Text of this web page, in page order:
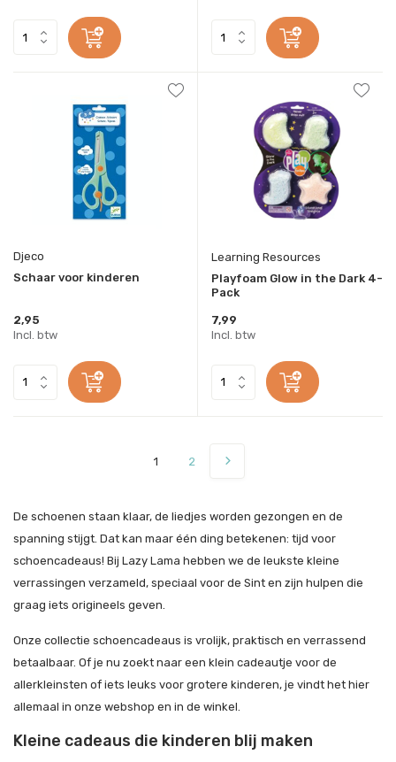
Djeco
Schaar voor kinderen
2,95
Incl. btw
Learning Resources
Playfoam Glow in the Dark 4-
Pack
7,99
Incl. btw
1 2
De schoenen staan klaar, de liedjes worden gezongen en de
spanning stijgt. Dat kan maar één ding betekenen: tijd voor
schoencadeaus! Bij Lazy Lama hebben we de leukste kleine
verrassingen verzameld, speciaal voor de Sint en zijn hulpen die
graag iets origineels geven.
Onze collectie schoencadeaus is vrolijk, praktisch en verrassend
betaalbaar. Of je nu zoekt naar een klein cadeautje voor de
allerkleinsten of iets leuks voor grotere kinderen, je vindt het hier
allemaal in onze webshop en in de winkel.
Kleine cadeaus die kinderen blij maken